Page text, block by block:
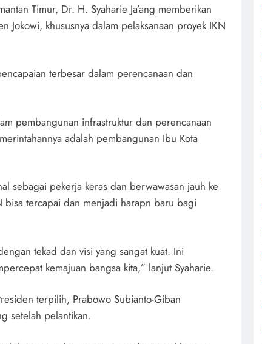
Timur, Dr. H. Syaharie Ja’ang memberikan
khususnya dalam pelaksanaan proyek IKN
terbesar dalam perencanaan dan
pembangunan infrastruktur dan perencanaan
adalah pembangunan Ibu Kota
sebagai pekerja keras dan berwawasan jauh ke
tercapai dan menjadi harapn baru bagi
tekad dan visi yang sangat kuat. Ini
kemajuan bangsa kita,” lanjut Syaharie.
terpilih, Prabowo Subianto-Giban
setelah pelantikan.